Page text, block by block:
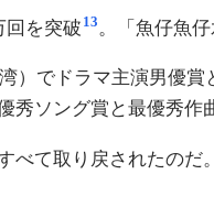
回を突破 13 。「魚仔魚
）でドラマ主演男優
秀ソング賞と最優秀作
べて取り戻されたのだ。